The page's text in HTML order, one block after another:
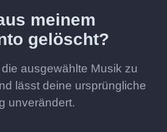
meinem
gelöscht?
ausgewählte Musik zu
lässt deine ursprüngliche
unverändert.